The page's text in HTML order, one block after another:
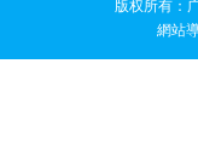
版权所有：
網站